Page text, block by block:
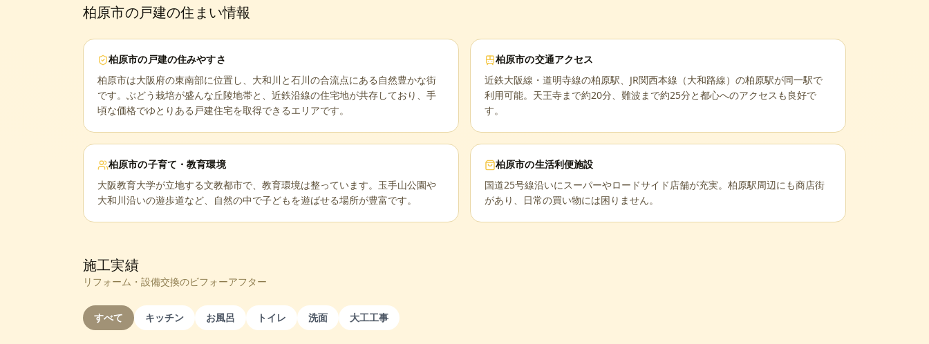
柏原市の戸建の住まい情報
柏原市の戸建の住みやすさ
柏原市は大阪府の東南部に位置し、大和川と石川の合流点にある自然豊かな街
です。ぶどう栽培が盛んな丘陵地帯と、近鉄沿線の住宅地が共存しており、手
頃な価格でゆとりある戸建住宅を取得できるエリアです。
柏原市の交通アクセス
近鉄大阪線・道明寺線の柏原駅、JR関西本線（大和路線）の柏原駅が同一駅で
利用可能。天王寺まで約20分、難波まで約25分と都心へのアクセスも良好で
す。
柏原市の子育て・教育環境
大阪教育大学が立地する文教都市で、教育環境は整っています。玉手山公園や
大和川沿いの遊歩道など、自然の中で子どもを遊ばせる場所が豊富です。
柏原市の生活利便施設
国道25号線沿いにスーパーやロードサイド店舗が充実。柏原駅周辺にも商店街
があり、日常の買い物には困りません。
施工実績
リフォーム・設備交換のビフォーアフター
すべて キッチン お風呂 トイレ 洗面 大工工事